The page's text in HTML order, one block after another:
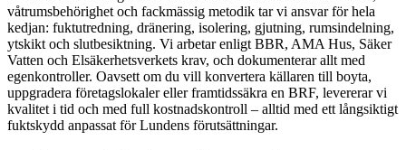
våtrumsbehörighet och fackmässig metodik tar vi ansvar för hela
kedjan: fuktutredning, dränering, isolering, gjutning, rumsindelning,
ytskikt och slutbesiktning. Vi arbetar enligt BBR, AMA Hus, Säker
Vatten och Elsäkerhetsverkets krav, och dokumenterar allt med
egenkontroller. Oavsett om du vill konvertera källaren till boyta,
uppgradera företagslokaler eller framtidssäkra en BRF, levererar vi
kvalitet i tid och med full kostnadskontroll – alltid med ett långsiktigt
fuktskydd anpassat för Lundens förutsättningar.